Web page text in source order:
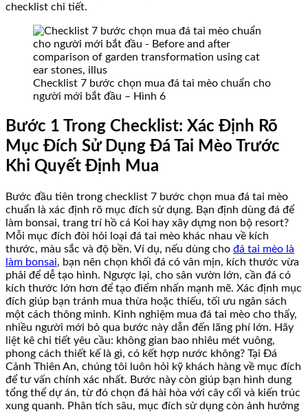
checklist chi tiết.
Checklist 7 bước chọn mua đá tai mèo chuẩn cho
người mới bắt đầu – Hình 6
Bước 1 Trong Checklist: Xác Định Rõ
Mục Đích Sử Dụng Đá Tai Mèo Trước
Khi Quyết Định Mua
Bước đầu tiên trong checklist 7 bước chọn mua đá tai mèo
chuẩn là xác định rõ mục đích sử dụng. Bạn định dùng đá để
làm bonsai, trang trí hồ cá Koi hay xây dựng non bộ resort?
Mỗi mục đích đòi hỏi loại đá tai mèo khác nhau về kích
thước, màu sắc và độ bền. Ví dụ, nếu dùng cho đá tai mèo là
làm bonsai, bạn nên chọn khối đá có vân mịn, kích thước vừa
phải để dễ tạo hình. Ngược lại, cho sân vườn lớn, cần đá có
kích thước lớn hơn để tạo điểm nhấn mạnh mẽ. Xác định mục
đích giúp bạn tránh mua thừa hoặc thiếu, tối ưu ngân sách
một cách thông minh. Kinh nghiệm mua đá tai mèo cho thấy,
nhiều người mới bỏ qua bước này dẫn đến lãng phí lớn. Hãy
liệt kê chi tiết yêu cầu: không gian bao nhiêu mét vuông,
phong cách thiết kế là gì, có kết hợp nước không? Tại Đá
Cảnh Thiên An, chúng tôi luôn hỏi kỹ khách hàng về mục đích
để tư vấn chính xác nhất. Bước này còn giúp bạn hình dung
tổng thể dự án, từ đó chọn đá hài hòa với cây cối và kiến trúc
xung quanh. Phân tích sâu, mục đích sử dụng còn ảnh hưởng